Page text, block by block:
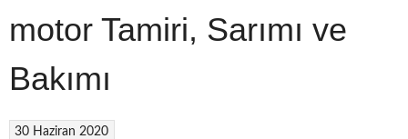
motor Tamiri, Sarımı ve
Bakımı
30 Haziran 2020